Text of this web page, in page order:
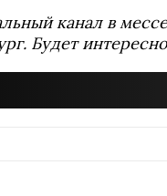
канал в
Будет